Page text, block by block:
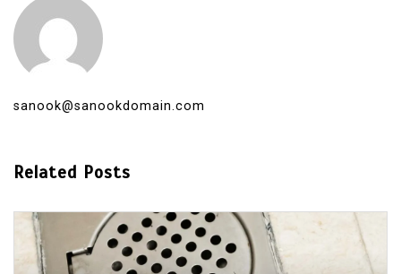
sanook@sanookdomain.com
Related Posts